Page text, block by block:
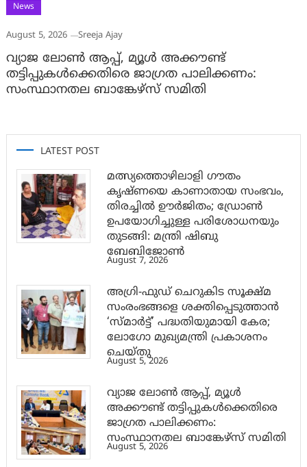
News
August 5, 2026 Sreeja Ajay
വ്യാജ ലോൺ ആപ്പ്, മ്യൂൾ അക്കൗണ്ട്
തട്ടിപ്പുകൾക്കെതിരെ ജാ​ഗ്രത പാലിക്കണം:
സംസ്ഥാനതല ബാങ്കേഴ്സ് സമിതി
LATEST POST
മത്സ്യത്തൊഴിലാളി ഗൗതം
കൃഷ്ണയെ കാണാതായ സംഭവം,
തിരച്ചിൽ ഊർജിതം; ഡ്രോണ്‍
ഉപയോഗിച്ചുള്ള പരിശോധനയും
തുടങ്ങി: മന്ത്രി ഷിബു
ബേബിജോണ്‍
August 7, 2026
അഗ്രി-ഫുഡ് ചെറുകിട സൂക്ഷ്മ
സംരംഭങ്ങളെ ശക്തിപ്പെടുത്താന്‍
‘സ്മാര്‍ട്ട്’ പദ്ധതിയുമായി കേര;
ലോഗോ മുഖ്യമന്ത്രി പ്രകാശനം
ചെയ്തു
August 5, 2026
വ്യാജ ലോൺ ആപ്പ്, മ്യൂൾ
അക്കൗണ്ട് തട്ടിപ്പുകൾക്കെതിരെ
ജാ​ഗ്രത പാലിക്കണം:
സംസ്ഥാനതല ബാങ്കേഴ്സ് സമിതി
August 5, 2026